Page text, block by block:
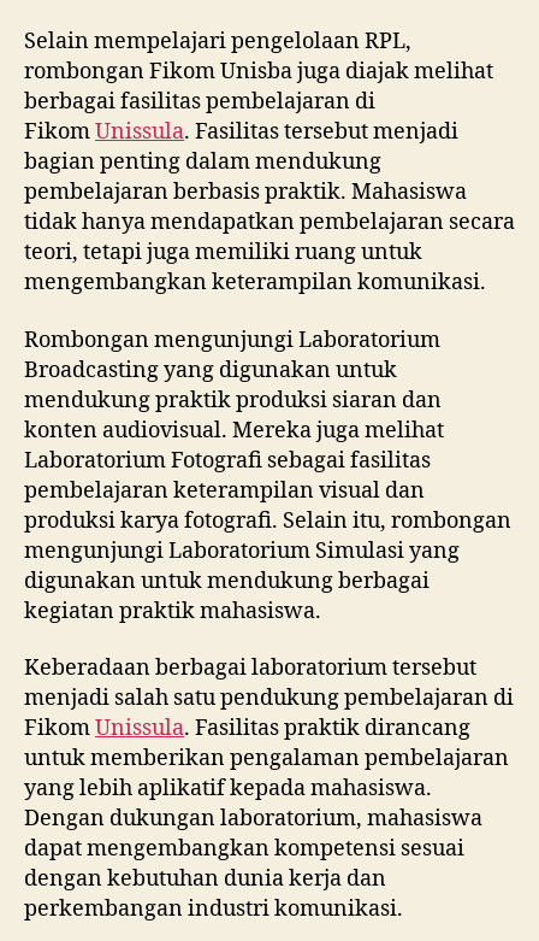
Selain mempelajari pengelolaan RPL,
rombongan Fikom Unisba juga diajak melihat
berbagai fasilitas pembelajaran di
FikomUnissula. Fasilitas tersebut menjadi
bagian penting dalam mendukung
pembelajaran berbasis praktik. Mahasiswa
tidak hanya mendapatkan pembelajaran secara
teori, tetapi juga memiliki ruang untuk
mengembangkan keterampilan komunikasi.
Rombongan mengunjungi Laboratorium
Broadcasting yang digunakan untuk
mendukung praktik produksi siaran dan
konten audiovisual. Mereka juga melihat
Laboratorium Fotografi sebagai fasilitas
pembelajaran keterampilan visual dan
produksi karya fotografi. Selain itu, rombongan
mengunjungi Laboratorium Simulasi yang
digunakan untuk mendukung berbagai
kegiatan praktik mahasiswa.
Keberadaan berbagai laboratorium tersebut
menjadi salah satu pendukung pembelajaran di
FikomUnissula. Fasilitas praktik dirancang
untuk memberikan pengalaman pembelajaran
yang lebih aplikatif kepada mahasiswa.
Dengan dukungan laboratorium, mahasiswa
dapat mengembangkan kompetensi sesuai
dengan kebutuhan dunia kerja dan
perkembangan industri komunikasi.